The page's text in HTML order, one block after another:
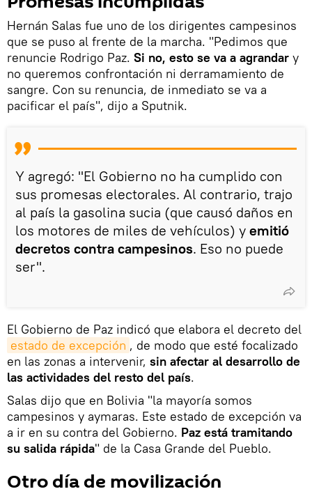
Hernán Salas fue uno de los dirigentes campesinos
que se puso al frente de la marcha. "Pedimos que
renuncie Rodrigo Paz. Si no, esto se va a agrandar y
no queremos confrontación ni derramamiento de
sangre. Con su renuncia, de inmediato se va a
pacificar el país", dijo a Sputnik.
Y agregó: "El Gobierno no ha cumplido con
sus promesas electorales. Al contrario, trajo
al país la gasolina sucia (que causó daños en
los motores de miles de vehículos) y emitió
decretos contra campesinos. Eso no puede
ser".
El Gobierno de Paz indicó que elabora el decreto del
estado de excepción , de modo que esté focalizado
en las zonas a intervenir, sin afectar al desarrollo de
las actividades del resto del país.
Salas dijo que en Bolivia "la mayoría somos
campesinos y aymaras. Este estado de excepción va
a ir en su contra del Gobierno. Paz está tramitando
su salida rápida" de la Casa Grande del Pueblo.
Otro día de movilización